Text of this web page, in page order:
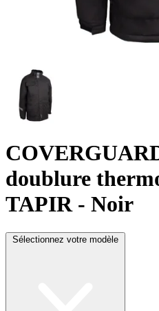
doublure
TAPIR - Noir
Sélectionnez votre modèle